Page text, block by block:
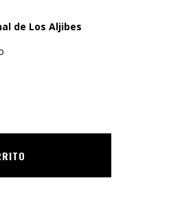
de Los Aljibes